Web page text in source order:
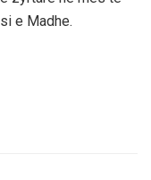
e Madhe.